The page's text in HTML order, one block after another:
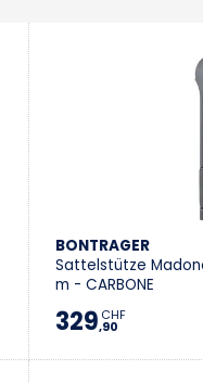
BONTRAGER
Sattelstütze
m - CARBONE
329,90
CHF